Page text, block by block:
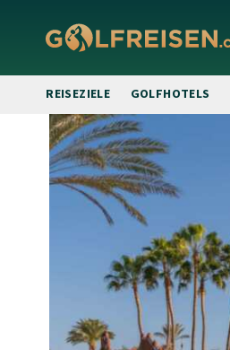
REISEZIELE GOLFHOTELS